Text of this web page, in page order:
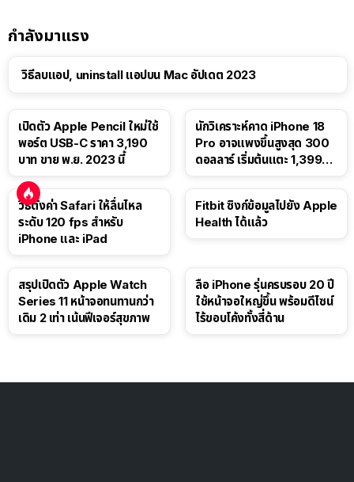
กำลังมาแรง
วิธีลบแอป, uninstall แอปบน Mac อัปเดต 2023
เปิดตัว Apple Pencil ใหม่ใช้
พอร์ต USB-C ราคา 3,190
บาท ขาย พ.ย. 2023 นี้
นักวิเคราะห์คาด iPhone 18
Pro อาจแพงขึ้นสูงสุด 300
ดอลลาร์ เริ่มต้นแตะ 1,399
วิธีตั้งค่า Safari ให้ลื่นไหล
ระดับ 120 fps สำหรับ
iPhone และ iPad
Fitbit ซิงก์ข้อมูลไปยัง Apple
Health ได้แล้ว
สรุปเปิดตัว Apple Watch
Series 11 หน้าจอทนทานกว่า
เดิม 2 เท่า เน้นฟีเจอร์สุขภาพ
ลือ iPhone รุ่นครบรอบ 20 ปี
ใช้หน้าจอใหญ่ขึ้น พร้อมดีไซน์
ไร้ขอบโค้งทั้งสี่ด้าน